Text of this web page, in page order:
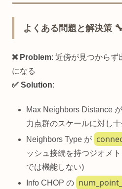
よくある問題と解決策
❌ Problem: 近傍が見つからず
になる
✅ Solution:
Max Neighbors Distance
力点群のスケールに対し
Neighbors Type が
ッシュ接続を持つジオメ
では機能しない)
Info CHOP の